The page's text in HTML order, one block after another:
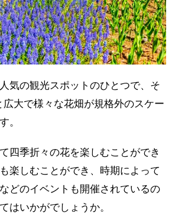
気の観光スポットのひとつで、そ
大で様々な花畑が規格外のスケー
。
四季折々の花を楽しむことができ
楽しむことができ、時期によって
どのイベントも開催されているの
はいかがでしょうか。